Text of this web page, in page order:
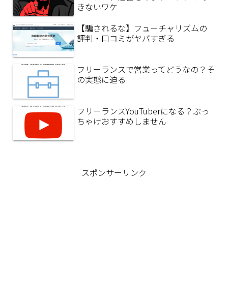
きないワケ
【騙されるな】フューチャリズムの
評判・口コミがヤバすぎる
フリーランスで営業ってどうなの？そ
の実態に迫る
フリーランスYouTuberになる？ぶっ
ちゃけおすすめしません
スポンサーリンク